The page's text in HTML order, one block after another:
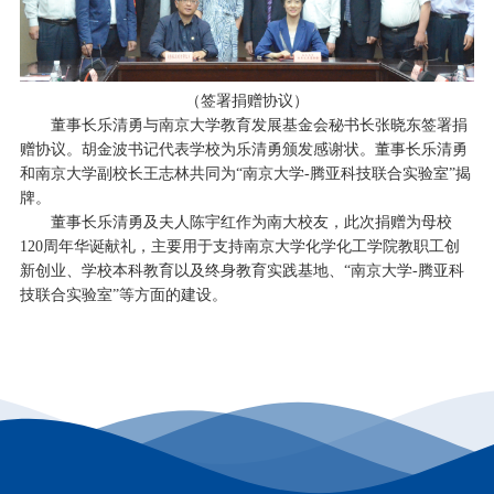
（签署捐赠协议）
董事长乐清勇与南京大学教育发展基金会秘书长张晓东签署捐
赠协议。胡金波书记代表学校为乐清勇颁发感谢状。 董事长乐清勇
和南京大学副校长王志林共同为“南京大学-腾亚科技联合实验室”揭
牌。
董事长乐清勇及夫人陈宇红作为南大校友，此次捐赠为母校
120周年华诞献礼，主要用于支持南京大学化学化工学院教职工创
新创业、学校本科教育以及终身教育实践基地、“南京大学-腾亚科
技联合实验室”等方面的建设。